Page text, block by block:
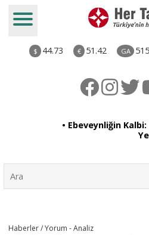
$ 44.73 € 51.42 GA
• Ebeveynliğin
Haberler / Yorum - Analiz